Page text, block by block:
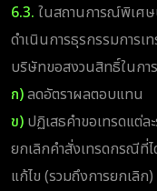
6.3. ในสถานการณ์พิเศษ
ดำเนินการธุรกรรมการเ
บริษัทขอสงวนสิทธิ์ในกา
ก)ลดอัตราผลตอบแทน
ข) ปฏิเสธคำขอเทรดแต่
ยกเลิกคำสั่งเทรดกรณีที่ไ
แก้ไข (รวมถึงการยกเลิก